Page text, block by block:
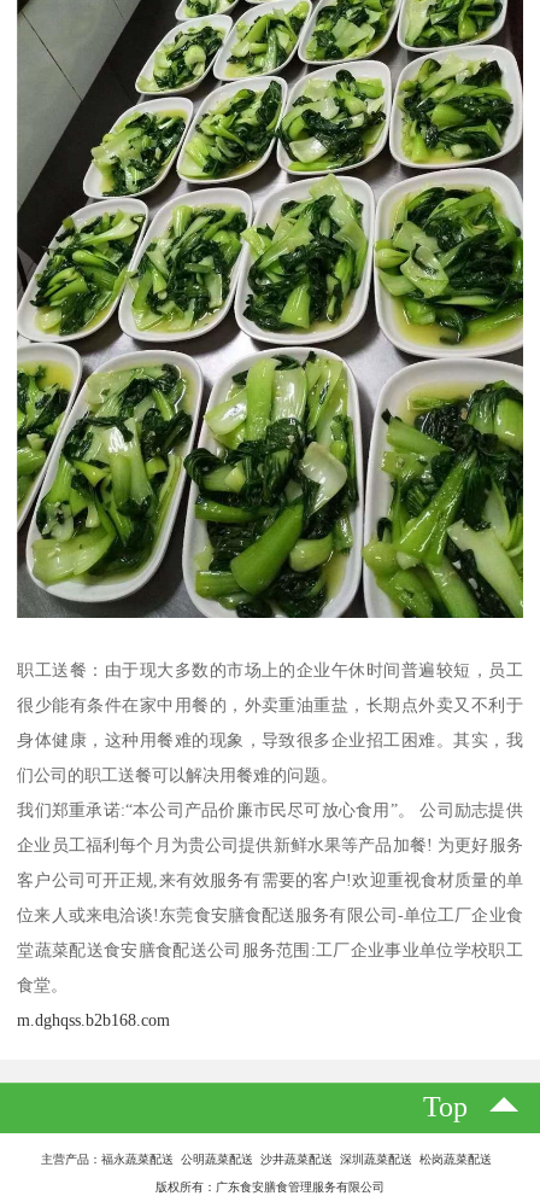
职工送餐：由于现大多数的市场上的企业午休时间普遍较短，员工
很少能有条件在家中用餐的，外卖重油重盐，长期点外卖又不利于
身体健康，这种用餐难的现象，导致很多企业招工困难。其实，我
们公司的职工送餐可以解决用餐难的问题。
我们郑重承诺:“本公司产品价廉市民尽可放心食用”。 公司励志提供
企业员工福利每个月为贵公司提供新鲜水果等产品加餐! 为更好服务
客户公司可开正规,来有效服务有需要的客户!欢迎重视食材质量的单
位来人或来电洽谈!东莞食安膳食配送服务有限公司-单位工厂企业食
堂蔬菜配送食安膳食配送公司服务范围:工厂企业事业单位学校职工
食堂。
m.dghqss.b2b168.com
Top
主营产品：福永蔬菜配送 公明蔬菜配送 沙井蔬菜配送 深圳蔬菜配送 松岗蔬菜配送
版权所有：广东食安膳食管理服务有限公司